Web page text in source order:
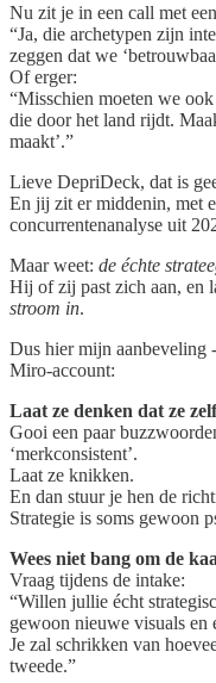
Nu zit je in een call met
“Ja, die archetypen zijn
zeggen dat we
Of erger:
“Misschien moeten we
die door het land rijdt.
maakt’.”
Lieve DepriDeck, dat is
En jij zit er middenin, met
concurrentenanalyse uit
Maar weet: de échte
Hij of zij past zich aan, en
stroom in.
Dus hier mijn aanbeveling
Miro-account:
Laat ze denken dat ze
Gooi een paar
‘merkconsistent’.
Laat ze knikken.
En dan stuur je hen de
Strategie is soms gewoon
Wees niet bang om de
Vraag tijdens de intake:
“Willen jullie écht
gewoon nieuwe visuals en
Je zal schrikken van
tweede.”